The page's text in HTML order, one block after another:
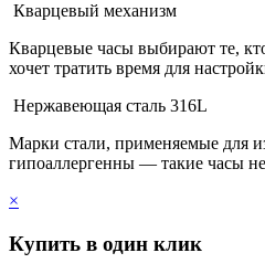
Кварцевый механизм
Кварцевые часы выбирают те,
хочет тратить время для
Нержавеющая сталь 316L
Марки стали, применяемые для
гипоаллергенны — такие часы
×
Купить в один клик